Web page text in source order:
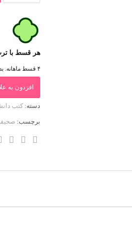
سوالات
تستی
و
تشریحی
فصل
فصل
و
هر قسط با
۴ قسط ماهانه. بدون سود، چک و ضامن.
افزدون به
دسته:کتب
برچسب: